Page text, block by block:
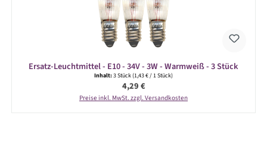
Ersatz-Leuchtmittel - E10 - 34V - 3W - Warmweiß - 3 Stück
Inhalt:3 Stück(1,43 € / 1 Stück)
Regulärer Preis:
4,29 €
Preise inkl. MwSt. zzgl. Versandkosten